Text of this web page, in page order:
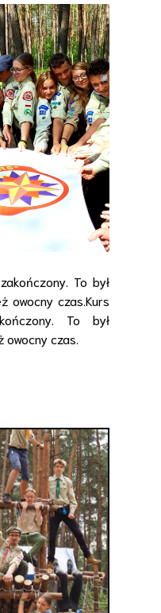
To był
owocny czas.Kurs
To był
czas.